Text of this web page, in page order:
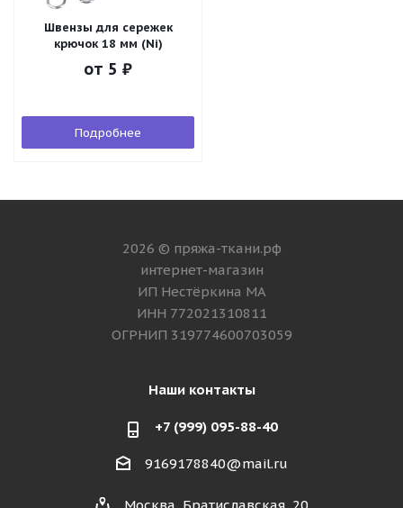
Швензы для сережек
крючок 18 мм (Ni)
от 5 ₽
Подробнее
2026 © пряжа-ткани.рф
интернет-магазин
ИП Нестёркина МА
ИНН 772021310811
ОГРНИП 319774600703059
Наши контакты
+7 (999) 095-88-40
9169178840@mail.ru